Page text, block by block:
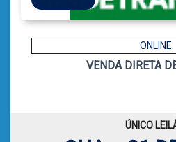
ONLINE
VENDA DIRETA
ÚNICO
VER PLANILHA DE